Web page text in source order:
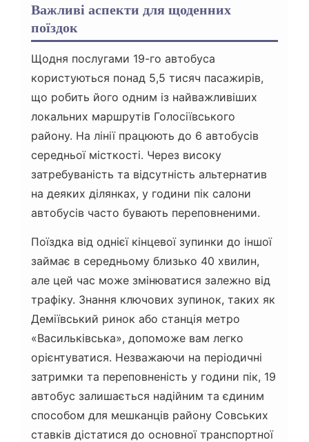
Важливі аспекти для щоденних
поїздок
Щодня послугами 19-го автобуса
користуються понад 5,5 тисяч пасажирів,
що робить його одним із найважливіших
локальних маршрутів Голосіївського
району. На лінії працюють до 6 автобусів
середньої місткості. Через високу
затребуваність та відсутність альтернатив
на деяких ділянках, у години пік салони
автобусів часто бувають переповненими.
Поїздка від однієї кінцевої зупинки до іншої
займає в середньому близько 40 хвилин,
але цей час може змінюватися залежно від
трафіку. Знання ключових зупинок, таких як
Деміївський ринок або станція метро
«Васильківська», допоможе вам легко
орієнтуватися. Незважаючи на періодичні
затримки та переповненість у години пік, 19
автобус залишається надійним та єдиним
способом для мешканців району Совських
ставків дістатися до основної транспортної